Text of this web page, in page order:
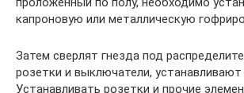
капроновую или металлическую
Затем сверлят гнезда под
розетки и выключатели,
Устанавливать розетки и прочие